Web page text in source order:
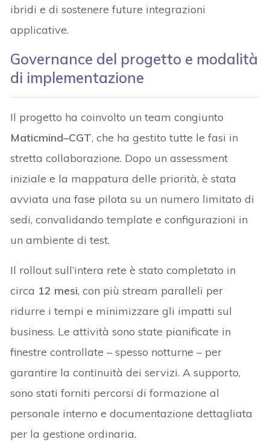
ibridi e di sostenere future integrazioni
applicative.
Governance del progetto e modalità
di implementazione
Il progetto ha coinvolto un team congiunto
Maticmind–CGT, che ha gestito tutte le fasi in
stretta collaborazione. Dopo un assessment
iniziale e la mappatura delle priorità, è stata
avviata una fase pilota su un numero limitato di
sedi, convalidando template e configurazioni in
un ambiente di test.
Il rollout sull’intera rete è stato completato in
circa 12 mesi, con più stream paralleli per
ridurre i tempi e minimizzare gli impatti sul
business. Le attività sono state pianificate in
finestre controllate – spesso notturne – per
garantire la continuità dei servizi. A supporto,
sono stati forniti percorsi di formazione al
personale interno e documentazione dettagliata
per la gestione ordinaria.